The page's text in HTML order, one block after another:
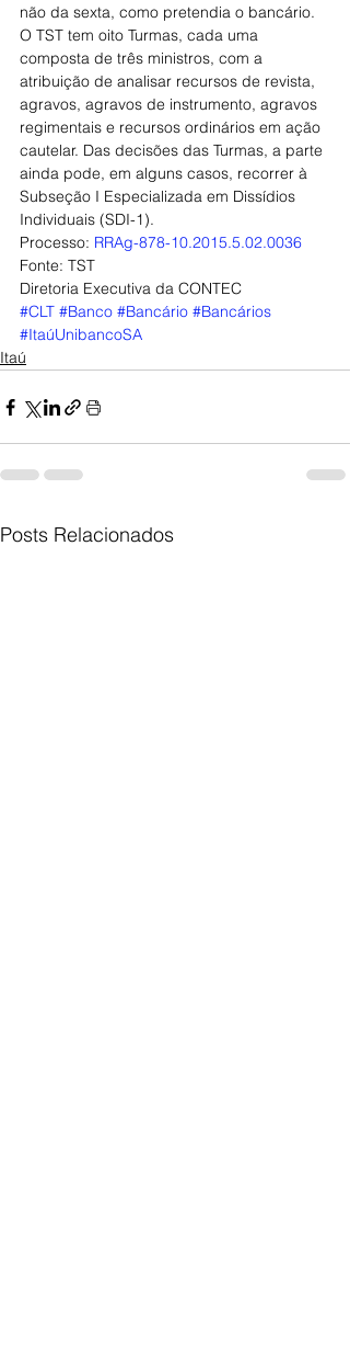
não da sexta, como pretendia o bancário.
O TST tem oito Turmas, cada uma
composta de três ministros, com a
atribuição de analisar recursos de revista,
agravos, agravos de instrumento, agravos
regimentais e recursos ordinários em ação
cautelar. Das decisões das Turmas, a parte
ainda pode, em alguns casos, recorrer à
Subseção I Especializada em Dissídios
Individuais (SDI-1).
Processo: RRAg-878-10.2015.5.02.0036
Fonte: TST
Diretoria Executiva da CONTEC
#CLT #Banco #Bancário #Bancários
#ItaúUnibancoSA
Itaú
Posts Relacionados